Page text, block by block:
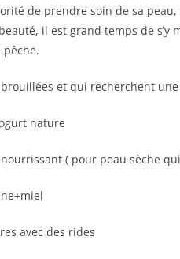
de prendre soin de sa
il est grand temps de
pêche.
et qui recherchent
nature
( pour peau sèche
avec des rides